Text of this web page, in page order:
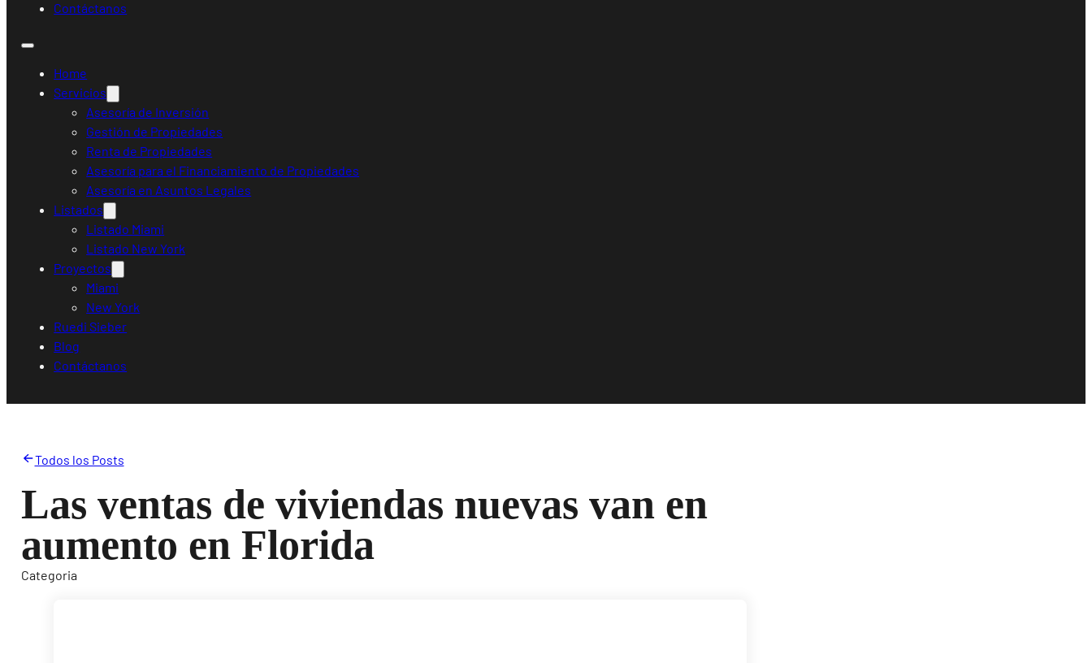
Contáctanos
Home
Servicios
Asesoría de Inversión
Gestión de Propiedades
Renta de Propiedades
Asesoría para el Financiamiento de Propiedades
Asesoría en Asuntos Legales
Listados
Listado Miami
Listado New York
Proyectos
Miami
New York
Ruedi Sieber
Blog
Contáctanos
Todos los Posts
Las ventas de viviendas nuevas van en
aumento en Florida
Categoria